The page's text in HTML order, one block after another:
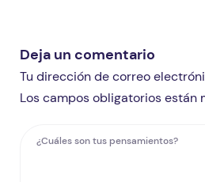
Deja un comentario
Tu dirección de correo
Los campos obligatorios están